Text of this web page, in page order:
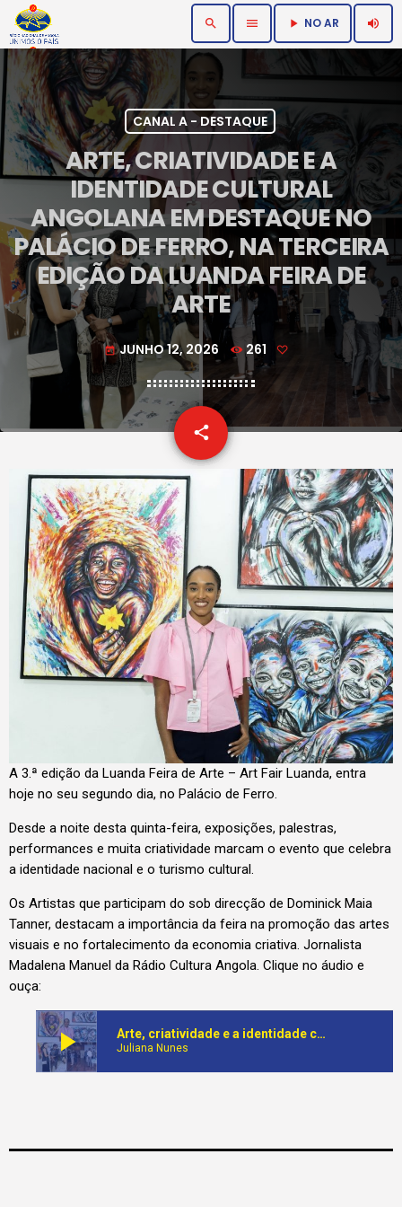
search menu play_arrow NO AR volume_up
CANAL A - DESTAQUE
ARTE, CRIATIVIDADE E A
IDENTIDADE CULTURAL
ANGOLANA EM DESTAQUE NO
PALÁCIO DE FERRO, NA TERCEIRA
EDIÇÃO DA LUANDA FEIRA DE
ARTE
today JUNHO 12, 2026 261
share
email
A 3.ª edição da Luanda Feira de Arte – Art Fair Luanda, entra
hoje no seu segundo dia, no Palácio de Ferro.
Desde a noite desta quinta-feira, exposições, palestras,
performances e muita criatividade marcam o evento que celebra
a identidade nacional e o turismo cultural.
Os Artistas que participam do sob direcção de Dominick Maia
Tanner, destacam a importância da feira na promoção das artes
visuais e no fortalecimento da economia criativa. Jornalista
Madalena Manuel da Rádio Cultura Angola. Clique no áudio e
ouça:
play_arrow Arte, criatividade e a identidade cultural angolana em destaque no Palácio de Ferro, na terceira edição da Luanda Feira de Arte
Juliana Nunes